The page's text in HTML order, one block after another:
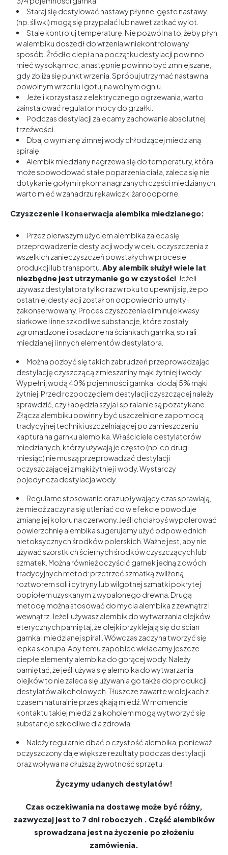
Staraj się destylować nastawy płynne, gęste nastawy
(np. śliwki) mogą się przypalać lub nawet zatkać wylot.
Stale kontroluj temperaturę. Nie pozwól na to, żeby płyn
w alembiku doszedł do wrzenia w niekontrolowany
sposób. Źródło ciepła na początku destylacji powinno
mieć wysoką moc, a następnie powinno być zmniejszane,
gdy zbliża się punkt wrzenia. Spróbuj utrzymać nastaw na
powolnym wrzeniu i gotuj na wolnym ogniu.
Jeżeli korzystasz z elektrycznego ogrzewania, warto
zainstalować regulator mocy do grzałki.
Podczas destylacji zalecamy zachowanie absolutnej
trzeźwości.
Dbaj o wymianę zimnej wody chłodzącej miedzianą
spiralę.
Alembik miedziany nagrzewa się do temperatury, która
może spowodować stałe poparzenia ciała, zaleca się nie
dotykanie gołymi rękoma nagrzanych części miedzianych,
warto mieć w zanadrzu rękawiczki żaroodporne.
Czyszczenie i konserwacja alembika miedzianego:
Przez pierwszym użyciem alembika zaleca się
przeprowadzenie destylacji wody w celu oczyszczenia z
wszelkich zanieczyszczeń powstałych w procesie
produkcji lub transportu. Aby alembik służył wiele lat
niezbędne jest utrzymanie go w czystości . Jeżeli
używasz destylatora tylko raz w roku to upewnij się, że po
ostatniej destylacji został on odpowiednio umyty i
zakonserwowany. Proces czyszczenia eliminuje kwasy
siarkowe i inne szkodliwe substancje, które zostały
zgromadzone i osadzone na ściankach garnka, spirali
miedzianej i innych elementów destylatora.
Można pozbyć się takich zabrudzeń przeprowadzając
destylację czyszczącą z mieszaniny mąki żytniej i wody:
Wypełnij wodą 40% pojemności garnka i dodaj 5% mąki
żytniej. Przed rozpoczęciem destylacji czyszczącej należy
sprawdzić, czy łabędzia szyja i spirala nie są pozatykane.
Złącza alembiku powinny być uszczelnione za pomocą
tradycyjnej techniki uszczelniającej po zamieszczeniu
kaptura na garnku alembika. Właściciele destylatorów
miedzianych, którzy używają je często (np. co drugi
miesiąc) nie muszą przeprowadzać destylacji
oczyszczającej z mąki żytniej i wody. Wystarczy
pojedyncza destylacja wody.
Regularne stosowanie oraz upływający czas sprawiają,
że miedź zaczyna się utleniać co w efekcie powoduje
zmianę jej koloru na czerwony. Jeśli chciałbyś wypolerować
powierzchnię alembika sugerujemy użyć odpowiednich
nietoksycznych środków polerskich. Ważne jest, aby nie
używać szorstkich ściernych środków czyszczących lub
szmatek. Można również oczyścić garnek jedną z dwóch
tradycyjnych metod: przetrzeć szmatką zwilżoną
roztworem soli i cytryny lub wilgotnej szmatki pokrytej
popiołem uzyskanym z wypalonego drewna. Drugą
metodę można stosować do mycia alembika z zewnątrz i
wewnątrz. Jeżeli używasz alembik do wytwarzania olejków
eterycznych pamiętaj, że olejki przyklejają się do ścian
garnka i miedzianej spirali. Wówczas zaczyna tworzyć się
lepka skorupa. Aby temu zapobiec wkładamy jeszcze
ciepłe elementy alembika do gorącej wody. Należy
pamiętać, że jeśli używa się alembika do wytwarzania
olejków to nie zaleca się używania go także do produkcji
destylatów alkoholowych. Tłuszcze zawarte w olejkach z
czasem naturalnie przesiąkają miedź. W momencie
kontaktu takiej miedzi z alkoholem mogą wytworzyć się
substancje szkodliwe dla zdrowia.
Należy regularnie dbać o czystość alembika, ponieważ
oczyszczony daje większe rezultaty podczas destylacji
oraz wpływa na dłuższą żywotność sprzętu.
Życzymy udanych destylatów!
Czas oczekiwania na dostawę może być różny,
zazwyczaj jest to 7 dni roboczych . Część alembików
sprowadzana jest na życzenie po złożeniu
zamówienia.